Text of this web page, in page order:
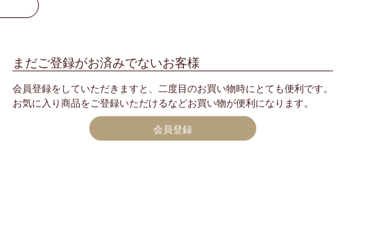
まだご登録がお済みでないお客様
会員登録をしていただきますと、二度目のお買い物時にとても便利です。
お気に入り商品をご登録いただけるなどお買い物が便利になります。
会員登録